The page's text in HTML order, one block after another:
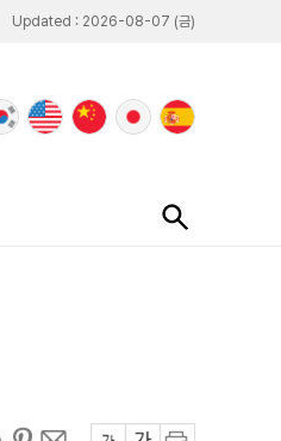
Updated : 2026-08-07 (금)